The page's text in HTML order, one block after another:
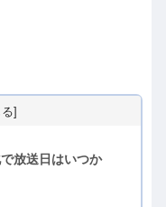
放送日はいつか